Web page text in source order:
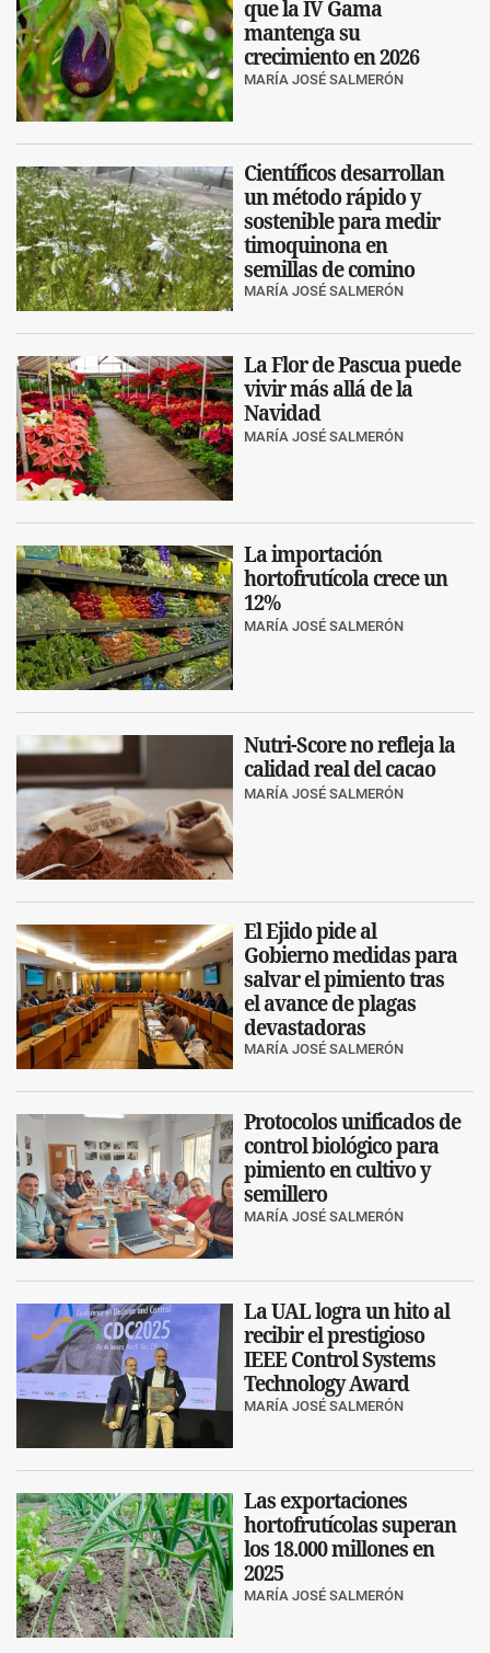
que la IV Gama
mantenga su
crecimiento en 2026
MARÍA JOSÉ SALMERÓN
Científicos desarrollan
un método rápido y
sostenible para medir
timoquinona en
semillas de comino
MARÍA JOSÉ SALMERÓN
La Flor de Pascua puede
vivir más allá de la
Navidad
MARÍA JOSÉ SALMERÓN
La importación
hortofrutícola crece un
12%
MARÍA JOSÉ SALMERÓN
Nutri-Score no refleja la
calidad real del cacao
MARÍA JOSÉ SALMERÓN
El Ejido pide al
Gobierno medidas para
salvar el pimiento tras
el avance de plagas
devastadoras
MARÍA JOSÉ SALMERÓN
Protocolos unificados de
control biológico para
pimiento en cultivo y
semillero
MARÍA JOSÉ SALMERÓN
La UAL logra un hito al
recibir el prestigioso
IEEE Control Systems
Technology Award
MARÍA JOSÉ SALMERÓN
Las exportaciones
hortofrutícolas superan
los 18.000 millones en
2025
MARÍA JOSÉ SALMERÓN